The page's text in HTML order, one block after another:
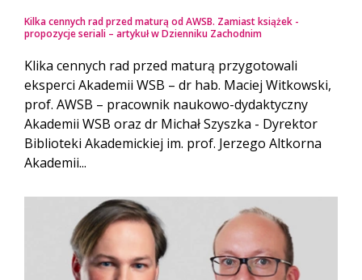
Kilka cennych rad przed maturą od AWSB. Zamiast książek -
propozycje seriali – artykuł w Dzienniku Zachodnim
Klika cennych rad przed maturą przygotowali
eksperci Akademii WSB – dr hab. Maciej Witkowski,
prof. AWSB – pracownik naukowo-dydaktyczny
Akademii WSB oraz dr Michał Szyszka - Dyrektor
Biblioteki Akademickiej im. prof. Jerzego Altkorna
Akademii...